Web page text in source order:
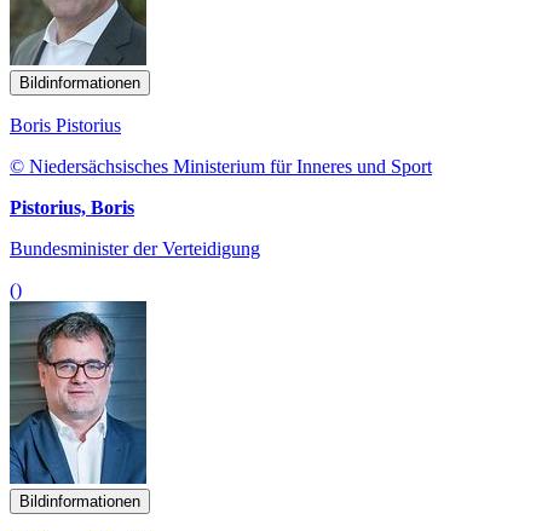
Bildinformationen
Boris Pistorius
© Niedersächsisches Ministerium für Inneres und Sport
Pistorius, Boris
Bundesminister der Verteidigung
()
Bildinformationen